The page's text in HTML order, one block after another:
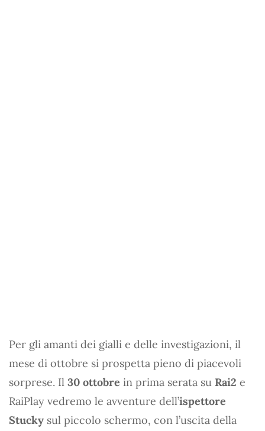
Per gli amanti dei gialli e delle investigazioni, il
mese di ottobre si prospetta pieno di piacevoli
sorprese. Il 30 ottobre in prima serata su Rai2 e
RaiPlay vedremo le avventure dell’ispettore
Stucky sul piccolo schermo, con l’uscita della